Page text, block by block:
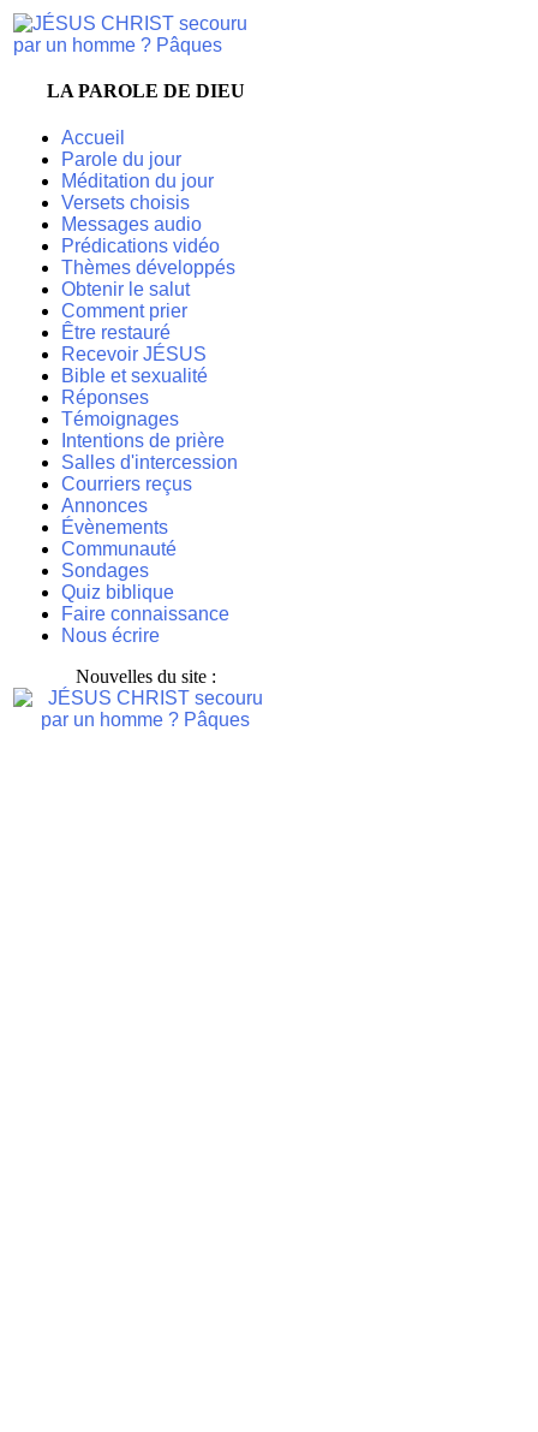
LA PAROLE DE DIEU
Accueil
Parole du jour
Méditation du jour
Versets choisis
Messages audio
Prédications vidéo
Thèmes développés
Obtenir le salut
Comment prier
Être restauré
Recevoir JÉSUS
Bible et sexualité
Réponses
Témoignages
Intentions de prière
Salles d'intercession
Courriers reçus
Annonces
Évènements
Communauté
Sondages
Quiz biblique
Faire connaissance
Nous écrire
Nouvelles du site :